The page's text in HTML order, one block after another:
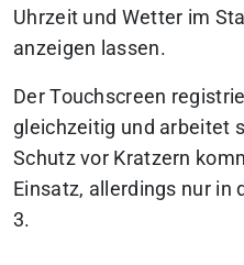
Uhrzeit und Wetter im
anzeigen lassen.
Der Touchscreen
gleichzeitig und arbeitet
Schutz vor Kratzern
Einsatz, allerdings nur in
3.